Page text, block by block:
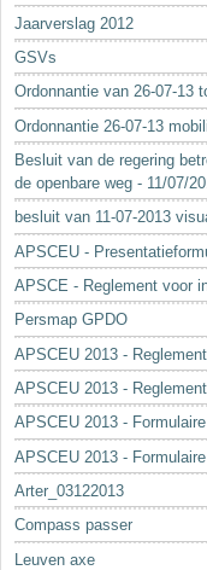
Jaarverslag 2012
GSVs
Ordonnantie van 26-07-13
Ordonnantie 26-07-13
Besluit van de regering
de openbare weg - 11/07/
besluit van 11-07-2013
APSCEU -
APSCE - Reglement voor
Persmap GPDO
APSCEU 2013 -
APSCEU 2013 -
APSCEU 2013 -
APSCEU 2013 -
Arter_03122013
Compass passer
Leuven axe